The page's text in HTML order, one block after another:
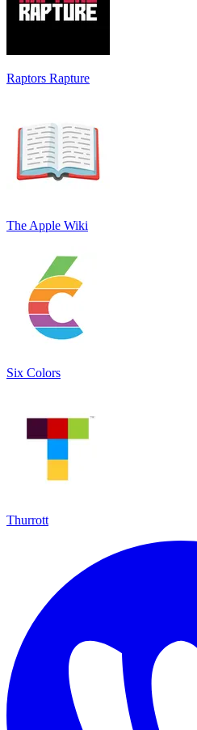
Raptors Rapture
The Apple Wiki
Six Colors
Thurrott